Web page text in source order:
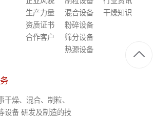
生产力量
资质证书
合作客户
混合设备
粉碎设备
筛分设备
热源设备
干燥知识
干燥、混合、制粒、
设备 研发及制造的技